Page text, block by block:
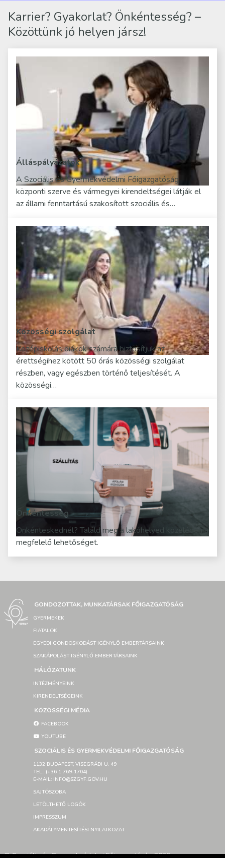
Karrier? Gyakorlat? Önkéntesség? –
Közöttünk jó helyen jársz!
Álláspályázatok
A Szociális és Gyermekvédelmi Főigazgatóság
központi szerve és vármegyei kirendeltségei látják el
az állami fenntartású szakosított szociális és…
Közösségi szolgálat
Középiskolás diákok számára biztosítjuk az
érettségihez kötött 50 órás közösségi szolgálat
részben, vagy egészben történő teljesítését. A
közösségi…
Önkéntesség
Önkénteskednél? Találd meg a lakóhelyed közelében a
megfelelő lehetőséget.
GONDOZOTTAK, MUNKATÁRSAK FŐIGAZGATÓSÁG
GYERMEKEK
FIATALOK
EGYEDI GONDOSKODÁST IGÉNYLŐ EMBERTÁRSAINK
SZAKÁPOLÁST IGÉNYLŐ EMBERTÁRSAINK
HÁLÓZATUNK
INTÉZMÉNYEINK
KIRENDELTSÉGEINK
KÖZÖSSÉGI MÉDIA
FACEBOOK
YOUTUBE
SZOCIÁLIS ÉS GYERMEKVÉDELMI FŐIGAZGATÓSÁG
1132 BUDAPEST, VISEGRÁDI U. 49
TEL.: (+36 1 769-1704)
E-MAIL: INFO@SZGYF.GOV.HU
SAJTÓSZOBA
LETÖLTHETŐ LOGÓK
IMPRESSZUM
AKADÁLYMENTESÍTÉSI NYILATKOZAT
© Szociális és Gyermekvédelmi Főigazgatóság 2026 –